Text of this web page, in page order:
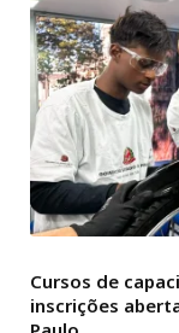
Cursos de
inscrições